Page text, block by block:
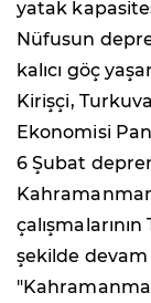
yatak
Nüfusun
kalıcı göç
Kirişçi,
Ekonomisi
6 Şubat
şekilde